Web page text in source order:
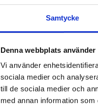
Samtycke
Denna webbplats
Vi använder
sociala medier och
till de sociala medier och
med annan information
Hemvärnets
We